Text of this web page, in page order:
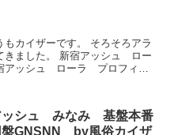
カイザーです。 そろそろアラ
きました。 新宿アッシュ ロー
アッシュ ローラ プロフィー
ッシュ みなみ 基盤本番
盤GNSNN by風俗カイザ